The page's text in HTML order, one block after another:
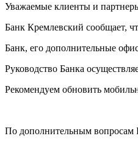
Уважаемые клиенты и
Банк Кремлевский сообщает,
Банк, его дополнительные
Руководство Банка
Рекомендуем обновить
По дополнительным вопросам